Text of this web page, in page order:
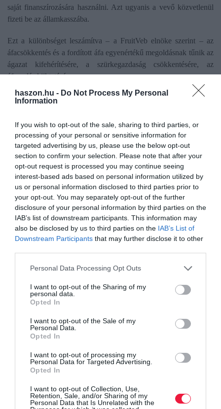
haszon.hu - Do Not Process My Personal
Information
If you wish to opt-out of the sale, sharing to third parties, or
processing of your personal or sensitive information for
targeted advertising by us, please use the below opt-out
section to confirm your selection. Please note that after your
opt-out request is processed you may continue seeing
interest-based ads based on personal information utilized by
us or personal information disclosed to third parties prior to
your opt-out. You may separately opt-out of the further
disclosure of your personal information by third parties on the
IAB’s list of downstream participants. This information may
also be disclosed by us to third parties on the IAB’s List of
Downstream Participants that may further disclose it to other
Please note that this website/app uses one or more Google
not limited to your visit or usage behaviour. You may click to
grant or deny consent to Google and its third-party tags to
use your data for below specified purposes in below Google
consent section.
Personal Data Processing Opt Outs
I want to opt-out of the Sharing of my
personal data.
Opted In
I want to opt-out of the Sale of my
Personal Data.
Opted In
I want to opt-out of processing my
Personal Data for Targeted Advertising.
Opted In
I want to opt-out of Collection, Use,
Retention, Sale, and/or Sharing of my
Personal Data that Is Unrelated with the
saját finanszírozására használni. Azt ugyanis a vevő közvetlenül
fizeti be az államkasszába.
Ezt a különbséget leszámítva – a FruitVeb elnöke szerint – az
áfacsökkentés és a fordított áfa egyenértékű megoldásnak tűnik az
ágazat kifehérítésére, a szürkegazdaság csökkentésére, az
áfacsalás kiiktatására.
Jó lenne azonban mielőbb megoldást találni a szektort évtizedek
mekkora bevételtől fosztja meg a legálisan működő piaci
szereplőket, azt nehéz megbecsülni. Apáti Ferenc szerint az
áfacsalók évente legalább 50-100 milliárd forint értékű hazai és
import zöldséget, gyümölcsöt forgalmazhatnak.
Olvasd el ezt is!
Nagyszüleinknek a hús volt, nekünk a zöldség a
luxus
Ez a 12 legszennyezettebb gyümölcs és zöldség
Kijózanító vádemelés az áfacsaló italkereskedők
áfakulcs áfacsalás zöldség-gyümölcs fordított áfa
áfacsökkentés